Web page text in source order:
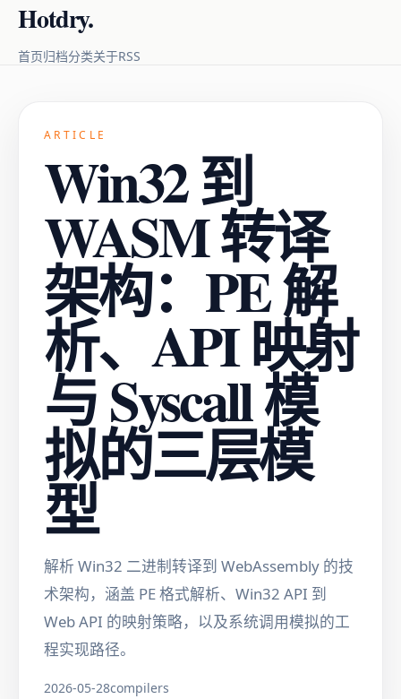
Hotdry.
首页归档分类关于RSS
ARTICLE
Win32 到
WASM 转译
架构：PE 解
析、API 映射
与 Syscall 模
拟的三层模
型
解析 Win32 二进制转译到 WebAssembly 的技
术架构，涵盖 PE 格式解析、Win32 API 到
Web API 的映射策略，以及系统调用模拟的工
程实现路径。
2026-05-28compilers